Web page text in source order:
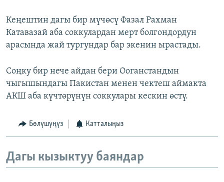
Кеңештин дагы бир мүчөсү Фазал Рахман
Катавазай аба соккулардан мерт болгондордун
арасында жай тургундар бар экенин ырастады.
Соңку бир нече айдан бери Ооганстандын
чыгышындагы Пакистан менен чектеш аймакта
АКШ аба күчтөрүнүн соккулары кескин өстү.
Бөлүшүңүз Катталыңыз
Дагы кызыктуу баяндар